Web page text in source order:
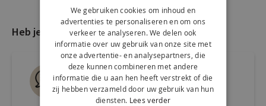
Heb je nog vragen?
Live chat
Snel antwoord op je vraag
We gebruiken cookies om inhoud en
advertenties te personaliseren en om ons
verkeer te analyseren. We delen ook
informatie over uw gebruik van onze site met
onze advertentie- en analysepartners, die
deze kunnen combineren met andere
informatie die u aan hen heeft verstrekt of die
zij hebben verzameld door uw gebruik van hun
diensten. Lees verder